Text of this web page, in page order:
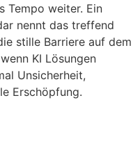
Tempo weiter. Ein
nennt das treffend
stille Barriere auf dem
KI Lösungen
Unsicherheit,
Erschöpfung.